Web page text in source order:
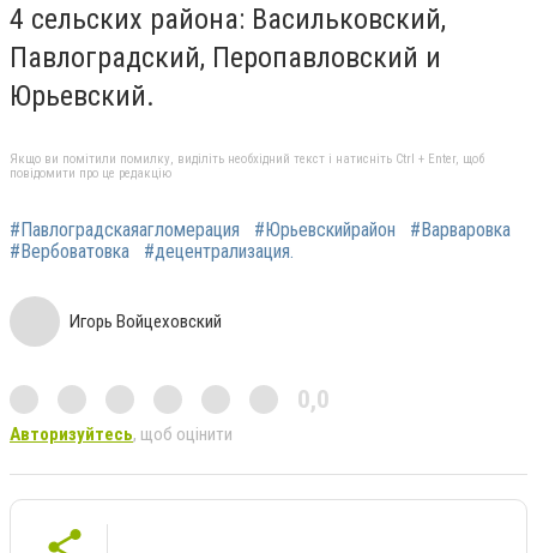
4 сельских района: Васильковский,
Павлоградский, Перопавловский и
Юрьевский.
Якщо ви помітили помилку, виділіть необхідний текст і натисніть Ctrl + Enter, щоб
повідомити про це редакцію
#Павлоградскаяагломерация #Юрьевскийрайон
#Варваровка
#Вербоватовка
#децентрализация.
Игорь Войцеховский
0,0
Авторизуйтесь, щоб оцінити